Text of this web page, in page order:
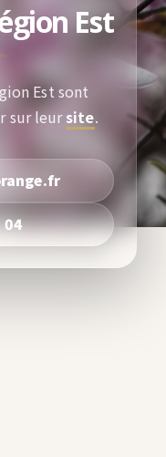
Est
Est sont
sur leursite.
04